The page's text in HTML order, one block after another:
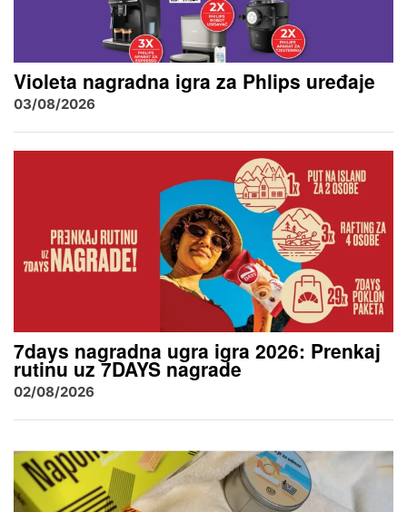
Violeta nagradna igra za Phlips uređaje
03/08/2026
7days nagradna ugra igra 2026: Prenkaj
rutinu uz 7DAYS nagrade
02/08/2026